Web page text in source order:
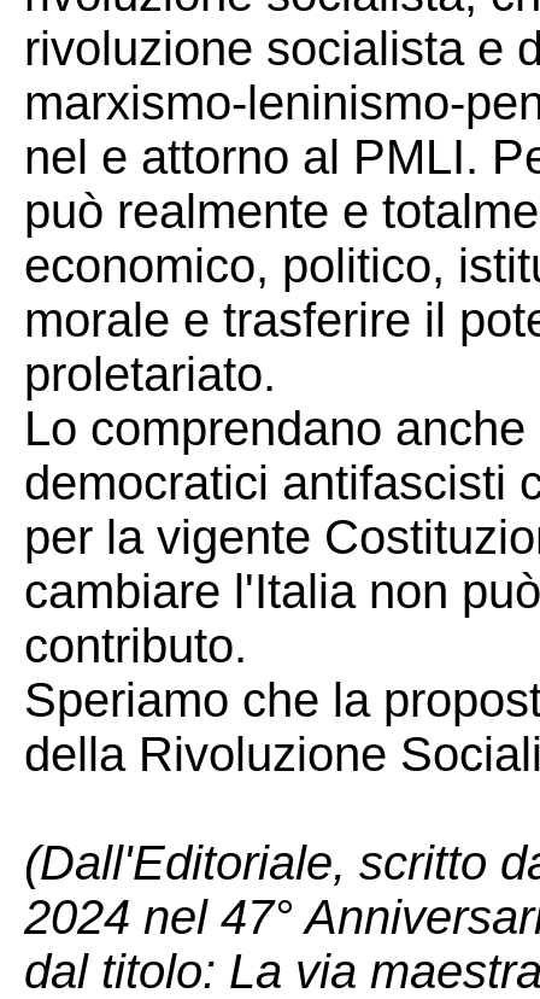
rivoluzione socialista e
marxismo-leninismo-
nel e attorno al PMLI.
può realmente e
economico, politico,
morale e trasferire il
proletariato.
Lo comprendano
democratici antifascisti
per la vigente
cambiare l'Italia non
contributo.
Speriamo che la
della Rivoluzione
(Dall'Editoriale, scritto
2024 nel 47°
dal titolo: La via